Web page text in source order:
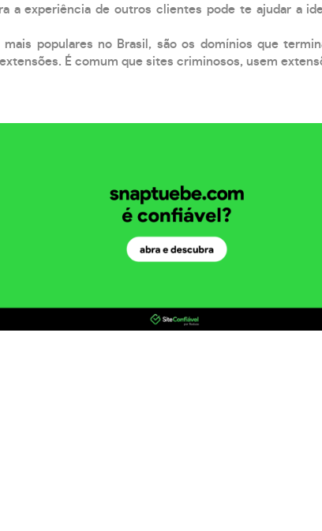
a experiência de outros clientes pode te ajudar a
mais populares no Brasil, são os domínios que
É comum que sites criminosos, usem